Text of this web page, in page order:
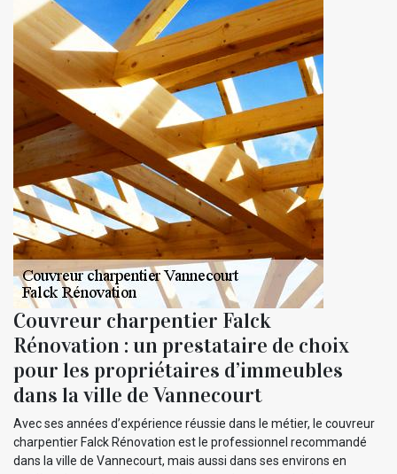
Couvreur charpentier Falck
Rénovation : un prestataire de choix
pour les propriétaires d’immeubles
dans la ville de Vannecourt
Avec ses années d’expérience réussie dans le métier, le couvreur
charpentier Falck Rénovation est le professionnel recommandé
dans la ville de Vannecourt, mais aussi dans ses environs en